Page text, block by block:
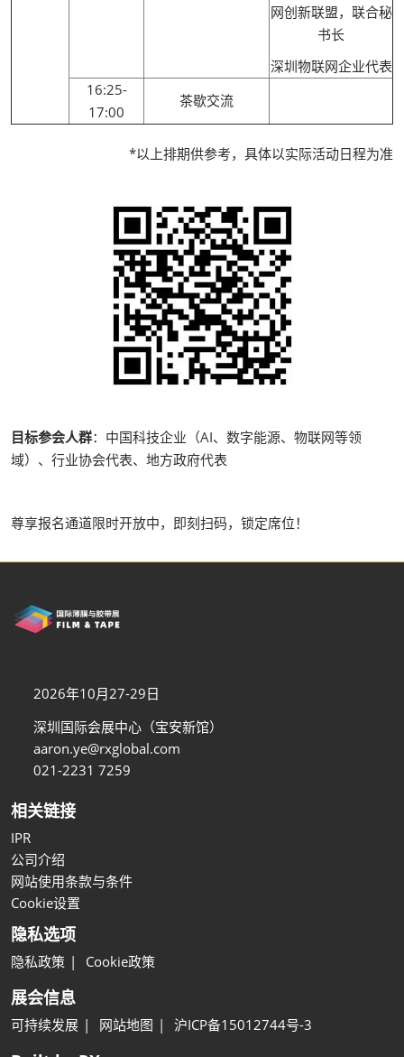
网创新联盟，联合秘
书长
深圳物联网企业代表
16:25-
17:00
茶歇交流
*以上排期供参考，具体以实际活动日程为准
目标参会人群：中国科技企业（AI、数字能源、物联网等领
域）、行业协会代表、地方政府代表
尊享报名通道​限时开放中，即刻扫码，锁定席位！
2026年10月27-29日
深圳国际会展中心（宝安新馆）
aaron.ye@rxglobal.com
021-2231 7259
相关链接
IPR
公司介绍
网站使用条款与条件
Cookie设置
隐私选项
隐私政策 Cookie政策
展会信息
可持续发展 网站地图 沪ICP备15012744号-3